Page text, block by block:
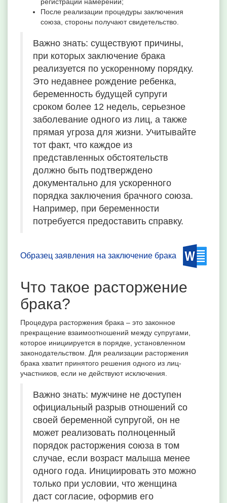
После реализации процедуры заключения
союза, стороны получают свидетельство.
Важно знать: существуют причины,
при которых заключение брака
реализуется по ускоренному порядку.
Это недавнее рождение ребенка,
беременность будущей супруги
сроком более 12 недель, серьезное
заболевание одного из лиц, а также
прямая угроза для жизни. Учитывайте
тот факт, что каждое из
представленных обстоятельств
должно быть подтверждено
документально для ускоренного
порядка заключения брачного союза.
Например, при беременности
потребуется предоставить справку.
Образец заявления на заключение брака
Что такое расторжение
брака?
Процедура расторжения брака – это законное
прекращение взаимоотношений между супругами,
которое инициируется в порядке, установленном
законодательством. Для реализации расторжения
брака хватит принятого решения одного из лиц-
участников, если не действуют исключения.
Важно знать: мужчине не доступен
официальный разрыв отношений со
своей беременной супругой, он не
может реализовать полноценный
порядок расторжения союза в том
случае, если возраст малыша менее
одного года. Инициировать это можно
только при условии, что женщина
даст согласие, оформив его